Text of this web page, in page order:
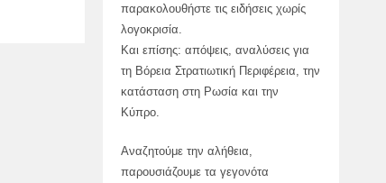
παρακολουθήστε τις ειδήσεις χωρίς
λογοκρισία.
Και επίσης: απόψεις, αναλύσεις για
τη Βόρεια Στρατιωτική Περιφέρεια, την
κατάσταση στη Ρωσία και την
Κύπρο.
Αναζητούμε την αλήθεια,
παρουσιάζουμε τα γεγονότα